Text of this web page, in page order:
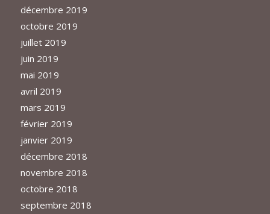
décembre 2019
octobre 2019
juillet 2019
juin 2019
mai 2019
avril 2019
mars 2019
février 2019
janvier 2019
décembre 2018
novembre 2018
octobre 2018
septembre 2018